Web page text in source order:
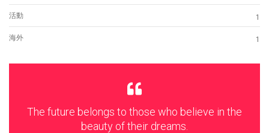
活動 1
海外 1
The future belongs to those who believe in the
beauty of their dreams.